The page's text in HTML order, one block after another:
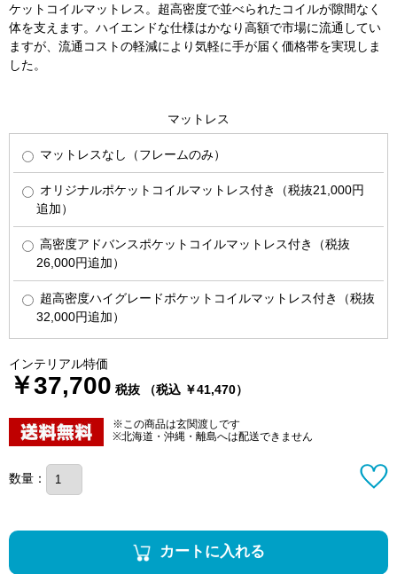
ケットコイルマットレス。超高密度で並べられたコイルが隙間なく
体を支えます。ハイエンドな仕様はかなり高額で市場に流通してい
ますが、流通コストの軽減により気軽に手が届く価格帯を実現しま
した。
マットレス
マットレスなし（フレームのみ）
オリジナルポケットコイルマットレス付き（税抜21,000円
追加）
高密度アドバンスポケットコイルマットレス付き（税抜
26,000円追加）
超高密度ハイグレードポケットコイルマットレス付き（税抜
32,000円追加）
インテリアル特価
￥37,700 税抜 （税込 ￥41,470）
※この商品は玄関渡しです
※北海道・沖縄・離島へは配送できません
数量：
カートに入れる